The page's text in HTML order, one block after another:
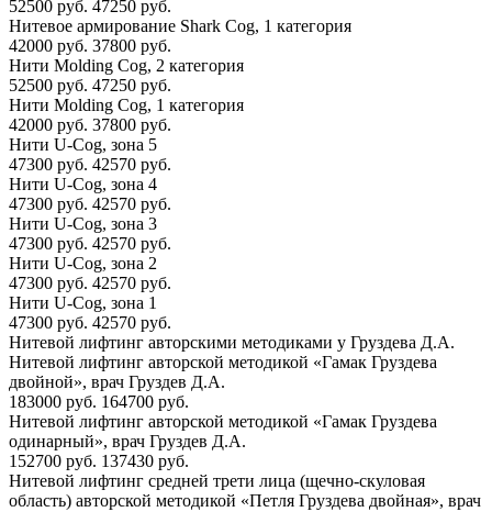
52500 руб. 47250 руб.
Нитевое армирование Shark Cog, 1 категория
42000 руб. 37800 руб.
Нити Molding Cog, 2 категория
52500 руб. 47250 руб.
Нити Molding Cog, 1 категория
42000 руб. 37800 руб.
Нити U-Cog, зона 5
47300 руб. 42570 руб.
Нити U-Cog, зона 4
47300 руб. 42570 руб.
Нити U-Cog, зона 3
47300 руб. 42570 руб.
Нити U-Cog, зона 2
47300 руб. 42570 руб.
Нити U-Cog, зона 1
47300 руб. 42570 руб.
Нитевой лифтинг авторскими методиками у Груздева Д.А.
Нитевой лифтинг авторской методикой «Гамак Груздева
двойной», врач Груздев Д.А.
183000 руб. 164700 руб.
Нитевой лифтинг авторской методикой «Гамак Груздева
одинарный», врач Груздев Д.А.
152700 руб. 137430 руб.
Нитевой лифтинг средней трети лица (щечно-скуловая
область) авторской методикой «Петля Груздева двойная», врач